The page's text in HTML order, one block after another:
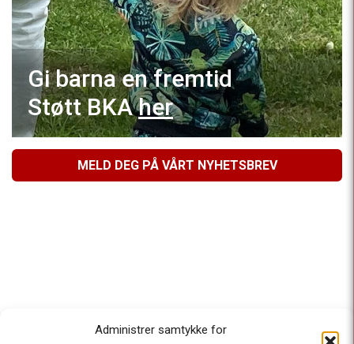
Administrer samtykke for
Gi barna en fremtid
Støtt BKAher
MELD DEG PÅ VÅRT NYHETSBREV